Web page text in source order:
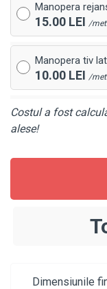
Manopera
15.00 LEI /
Manopera tiv lat
10.00 LEI /
Costul a fost
alese!
Dimensiunile